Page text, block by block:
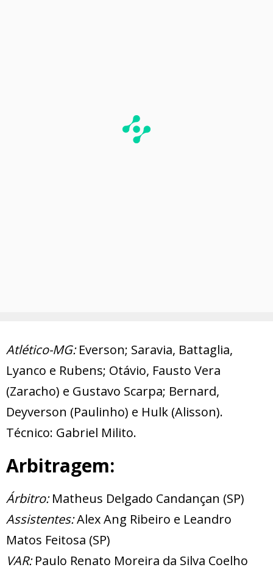
Atlético-MG:Everson; Saravia, Battaglia,
Lyanco e Rubens; Otávio, Fausto Vera
(Zaracho) e Gustavo Scarpa; Bernard,
Deyverson (Paulinho) e Hulk (Alisson).
Técnico: Gabriel Milito.
Arbitragem:
Árbitro:Matheus Delgado Candançan (SP)
Assistentes:Alex Ang Ribeiro e Leandro
Matos Feitosa (SP)
VAR:Paulo Renato Moreira da Silva Coelho